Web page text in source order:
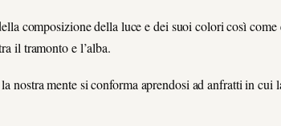
composizione della luce e dei suoi colori così come
il tramonto e l’alba.
nostra mente si conforma aprendosi ad anfratti in cui